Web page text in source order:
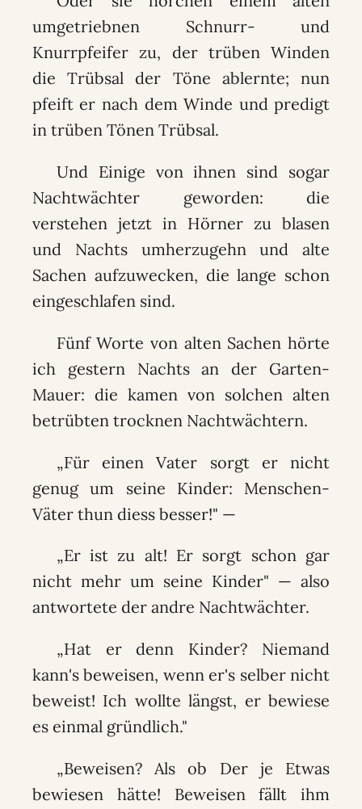
umgetriebnen Schnurr- und
Knurrpfeifer zu, der trüben Winden
die Trübsal der Töne ablernte; nun
pfeift er nach dem Winde und predigt
in trüben Tönen Trübsal.
Und Einige von ihnen sind sogar
Nachtwächter geworden: die
verstehen jetzt in Hörner zu blasen
und Nachts umherzugehn und alte
Sachen aufzuwecken, die lange schon
eingeschlafen sind.
Fünf Worte von alten Sachen hörte
ich gestern Nachts an der Garten-
Mauer: die kamen von solchen alten
betrübten trocknen Nachtwächtern.
„Für einen Vater sorgt er nicht
genug um seine Kinder: Menschen-
Väter thun diess besser!" —
„Er ist zu alt! Er sorgt schon gar
nicht mehr um seine Kinder" — also
antwortete der andre Nachtwächter.
„Hat er denn Kinder? Niemand
kann's beweisen, wenn er's selber nicht
beweist! Ich wollte längst, er bewiese
es einmal gründlich."
„Beweisen? Als ob Der je Etwas
bewiesen hätte! Beweisen fällt ihm